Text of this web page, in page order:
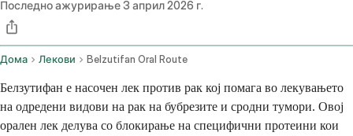
Последно ажурирање3 април 2026 г.
Дома Лекови Belzutifan Oral Route
Белзутифан е насочен лек против рак кој помага во лекувањето
на одредени видови на рак на бубрезите и сродни тумори. Овој
орален лек делува со блокирање на специфични протеини кои